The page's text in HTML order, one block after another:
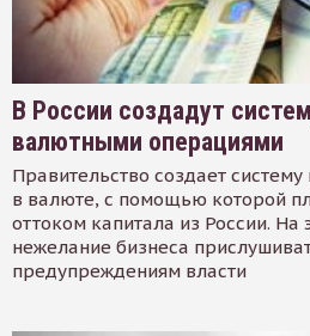
В России создадут
валютными операциями
Правительство создает
в валюте, с помощью которой
оттоком капитала из России. На
нежелание бизнеса
предупреждениям власти